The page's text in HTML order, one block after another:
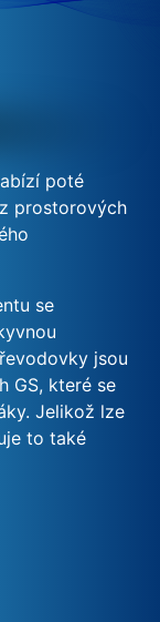
poté
prostorových
se
jsou
GS, které se
Jelikož lze
to také